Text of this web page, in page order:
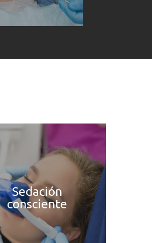
Sedación
consciente